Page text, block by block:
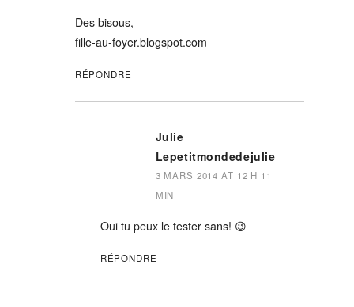
Des bisous,
fille-au-foyer.blogspot.com
RÉPONDRE
Julie
Lepetitmondedejulie
3 MARS 2014 AT 12 H 11
MIN
Oui tu peux le tester sans! 😉
RÉPONDRE